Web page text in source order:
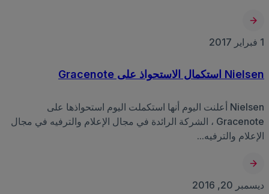
1 فبراير 2017
Nielsen استكمال الاستحواذ على Gracenote
Nielsen أعلنت اليوم أنها استكملت اليوم استحواذها على
Gracenote ، الشركة الرائدة في مجال الإعلام والترفيه في مجال
الإعلام والترفيه...
ديسمبر 20, 2016